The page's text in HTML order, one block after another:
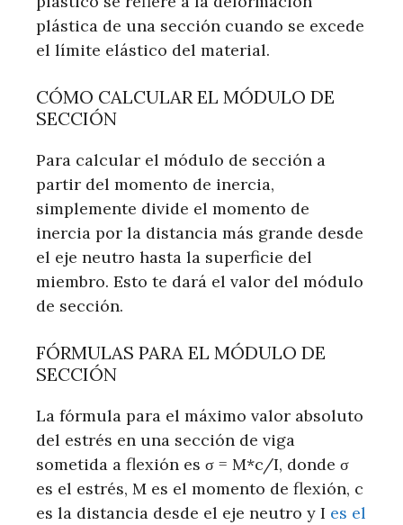
plástica de una sección cuando se excede
el límite elástico del material.
CÓMO CALCULAR EL MÓDULO DE
SECCIÓN
Para calcular el módulo de sección a
partir del momento de inercia,
simplemente divide el momento de
inercia por la distancia más grande desde
el eje neutro hasta la superficie del
miembro. Esto te dará el valor del módulo
de sección.
FÓRMULAS PARA EL MÓDULO DE
SECCIÓN
La fórmula para el máximo valor absoluto
del estrés en una sección de viga
sometida a flexión es σ = M*c/I, donde σ
es el estrés, M es el momento de flexión, c
es la distancia desde el eje neutro y I es el